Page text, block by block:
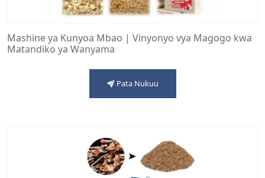
Mashine ya Kunyoa Mbao | Vinyonyo vya Magogo kwa
Matandiko ya Wanyama
Pata Nukuu